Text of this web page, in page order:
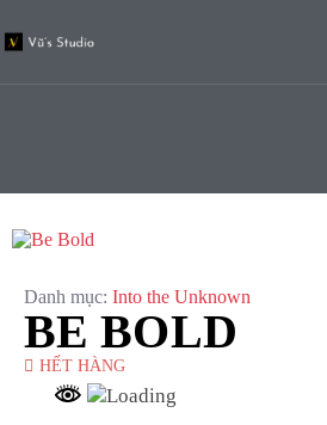
Danh mục: Into the Unknown
BE BOLD
HẾT HÀNG